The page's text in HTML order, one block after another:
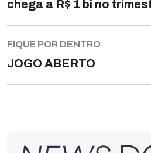
chega a R$ 1 bi no
FIQUE POR DENTRO
JOGO ABERTO